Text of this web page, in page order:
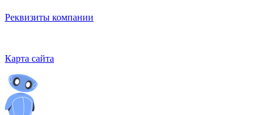
Реквизиты компании
Карта сайта